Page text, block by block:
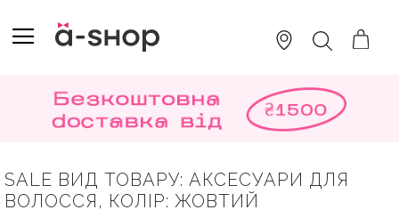
TO
CONTENT
ПОШУК
SALE ВИД ТОВАРУ: АКСЕСУАРИ ДЛЯ
ВОЛОССЯ, КОЛІР: ЖОВТИЙ